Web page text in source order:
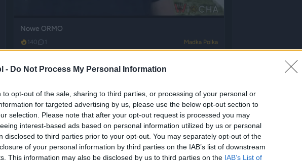
- Do Not Process My Personal Information
to opt-out of the sale, sharing to third parties, or processing of your personal or
for targeted advertising by us, please use the below opt-out section to
selection. Please note that after your opt-out request is processed you may
interest-based ads based on personal information utilized by us or personal
disclosed to third parties prior to your opt-out. You may separately opt-out of the
of your personal information by third parties on the IAB’s list of downstream
This information may also be disclosed by us to third parties on the IAB’s List of
Nowe ORMO
140 1 Madka Polka